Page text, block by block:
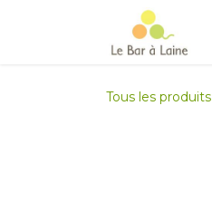
Se rendre au contenu
Tous les produits